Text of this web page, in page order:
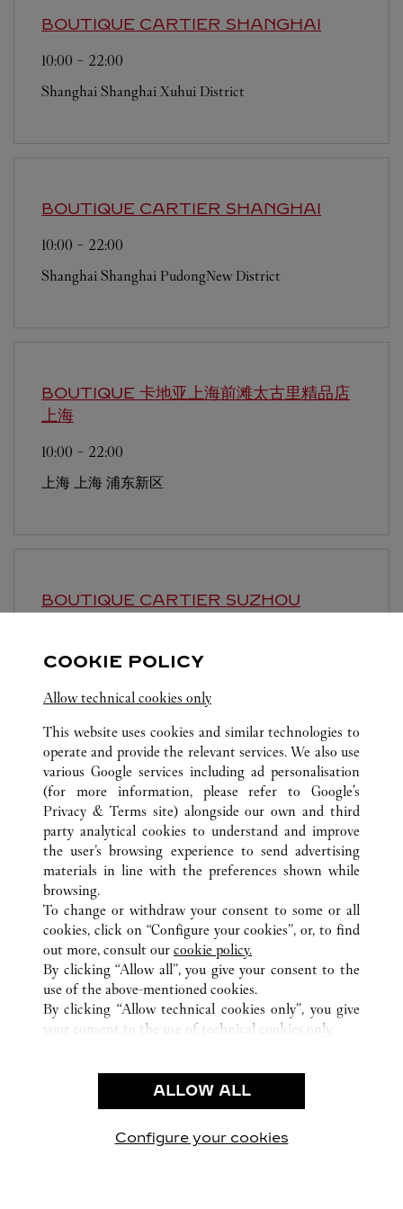
BOUTIQUE CARTIER SHANGHAI
10:00 - 22:00
Shanghai Shanghai Xuhui District
BOUTIQUE CARTIER SHANGHAI
10:00 - 22:00
Shanghai Shanghai PudongNew District
BOUTIQUE 卡地亚上海前滩太古里精品店
上海
10:00 - 22:00
上海 上海 浦东新区
BOUTIQUE CARTIER SUZHOU
Jiangsu Suzhou Gusu District
ALLE CARTIER STANDORTE CHINA
SHANGHAI
SHANGHAI
NO.1266 WEST NAN JING ROAD
KUNDENSERVICE
CONTACT US
UNSER UNTERNEHMEN
KARRIERE
EINE BOUTIQUE FINDEN
NUTZUNGSBEDINGUNGEN
DATENSCHUTZRICHTLINIE
VERKAUFSBEDINGUNGEN
COOKIE POLICY
Allow technical cookies only
This website uses cookies and similar technologies to
operate and provide the relevant services. We also use
various Google services including ad personalisation
(for more information, please refer to Google's
Privacy & Terms site) alongside our own and third
party analytical cookies to understand and improve
the user’s browsing experience to send advertising
materials in line with the preferences shown while
browsing.
To change or withdraw your consent to some or all
cookies, click on “Configure your cookies”, or, to find
out more, consult our cookie policy.
By clicking “Allow all”, you give your consent to the
use of the above-mentioned cookies.
By clicking “Allow technical cookies only”, you give
your consent to the use of technical cookies only.
ALLOW ALL
Configure your cookies